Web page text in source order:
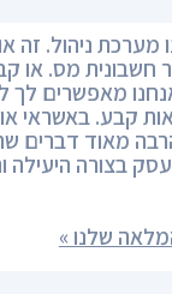
ניהול. זה
חשבונית מס. או
מאפשרים לך
קבע. באשראי
מאוד דברים
עסק בצורה היעילה
שלנו »